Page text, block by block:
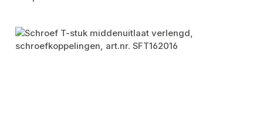
Afbeeldingengalerij overslaan